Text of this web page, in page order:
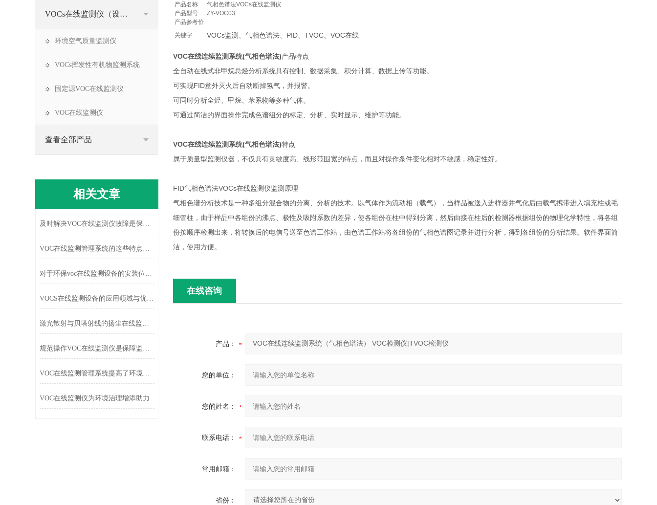
产品名称
气相色谱法VOCs在线监测仪
产品型号
ZY-VOC03
产品参考价
关键字
VOCs监测、气相色谱法、PID、TVOC、VOC在线
VOC在线连续监测系统(气相色谱法)产品特点
全自动在线式非甲烷总烃分析系统具有控制、数据采集、积分计算、数据上传等功能。
可实现FID意外灭火后自动断掉氢气，并报警。
可同时分析全烃、甲烷、苯系物等多种气体。
可通过简洁的界面操作完成色谱组分的标定、分析、实时显示、维护等功能。
VOC在线连续监测系统(气相色谱法)特点
属于质量型监测仪器，不仅具有灵敏度高、线形范围宽的特点，而且对操作条件变化相对不敏感，稳定性好。
FID气相色谱法VOCs在线监测仪监测原理
气相色谱分析技术是一种多组分混合物的分离、分析的技术。以气体作为流动相（载气），当样品被送入进样器并气化后由载气携带进入填充柱或毛
细管柱，由于样品中各组份的沸点、极性及吸附系数的差异，使各组份在柱中得到分离，然后由接在柱后的检测器根据组份的物理化学特性，将各组
份按顺序检测出来，将转换后的电信号送至色谱工作站，由色谱工作站将各组份的气相色谱图记录并进行分析，得到各组份的分析结果。软件界面简
洁，使用方便。
在线咨询
产品：
您的单位：
您的姓名：
联系电话：
常用邮箱：
省份：
VOCs在线监测仪（设备）
环境空气质量监测仪
VOCs挥发性有机物监测系统
固定源VOC在线监测仪
VOC在线监测仪
查看全部产品
相关文章
及时解决VOC在线监测仪故障是保障监测连续性的关键
VOC在线监测管理系统的这些特点很少有人都知道
对于环保voc在线监测设备的安装位置有哪些要求呢
VOCS在线监测设备的应用领域与优势介绍
激光散射与贝塔射线的扬尘在线监测系统其区别
规范操作VOC在线监测仪是保障监测数据真实有效的关键
VOC在线监测管理系统提高了环境安全监测能力
VOC在线监测仪为环境治理增添助力